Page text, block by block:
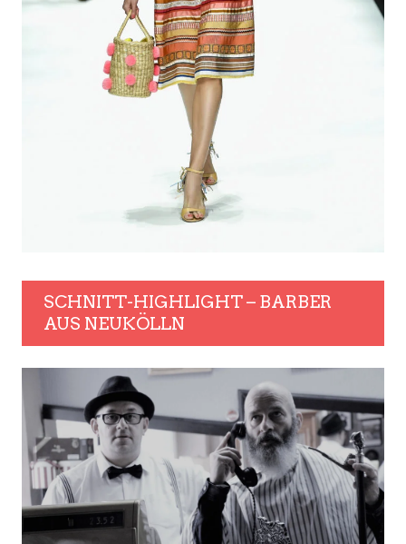
SCHNITT-HIGHLIGHT – BARBER
AUS NEUKÖLLN